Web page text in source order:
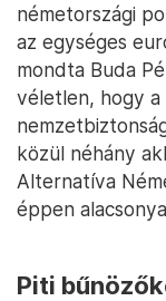
németországi
az egységes
mondta Buda
véletlen, hogy a
közül néhány
Alternatíva
éppen
Piti